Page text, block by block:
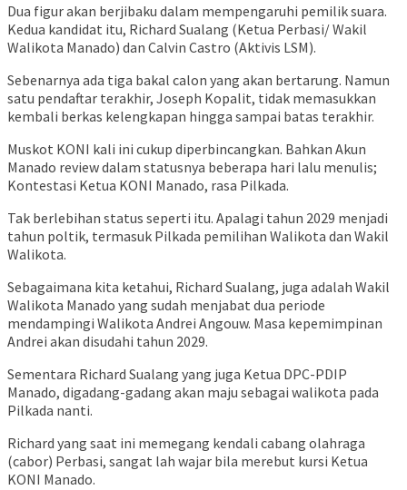
Dua figur akan berjibaku dalam mempengaruhi pemilik suara.
Kedua kandidat itu, Richard Sualang (Ketua Perbasi/ Wakil
Walikota Manado) dan Calvin Castro (Aktivis LSM).
Sebenarnya ada tiga bakal calon yang akan bertarung. Namun
satu pendaftar terakhir, Joseph Kopalit, tidak memasukkan
kembali berkas kelengkapan hingga sampai batas terakhir.
Muskot KONI kali ini cukup diperbincangkan. Bahkan Akun
Manado review dalam statusnya beberapa hari lalu menulis;
Kontestasi Ketua KONI Manado, rasa Pilkada.
Tak berlebihan status seperti itu. Apalagi tahun 2029 menjadi
tahun poltik, termasuk Pilkada pemilihan Walikota dan Wakil
Walikota.
Sebagaimana kita ketahui, Richard Sualang, juga adalah Wakil
Walikota Manado yang sudah menjabat dua periode
mendampingi Walikota Andrei Angouw. Masa kepemimpinan
Andrei akan disudahi tahun 2029.
Sementara Richard Sualang yang juga Ketua DPC-PDIP
Manado, digadang-gadang akan maju sebagai walikota pada
Pilkada nanti.
Richard yang saat ini memegang kendali cabang olahraga
(cabor) Perbasi, sangat lah wajar bila merebut kursi Ketua
KONI Manado.